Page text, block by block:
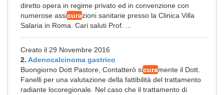
diretto opera in regime privato ed in convenzione con
numerose assicurazioni sanitarie presso la Clinica Villa
Salaria in Roma. Cari saluti Prof. ...
Creato il 29 Novembre 2016
2. Adenocalcinoma gastrico
Buongiorno Dott Pastore, Contatterò sicuramente il Dott.
Fanelli per una valutazione della fattibilità del trattamento
radiante locoregionale. Nel caso che il trattamento di